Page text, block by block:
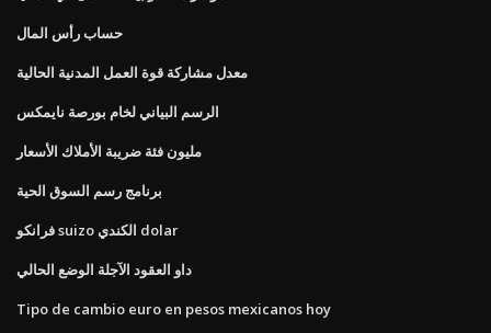
حساب رأس المال
معدل مشاركة قوة العمل المدنية الحالية
الرسم البياني لخام بورصة نايمكس
مليون فئة ضريبة الأملاك الأسعار
برنامج رسم السوق الحية
فرانكو suizo الكندي dolar
داو العقود الآجلة الوضع الحالي
Tipo de cambio euro en pesos mexicanos hoy